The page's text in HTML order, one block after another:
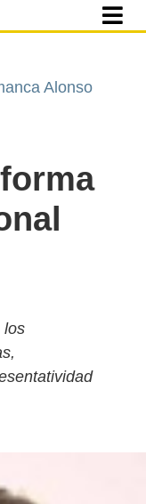
Alonso
los